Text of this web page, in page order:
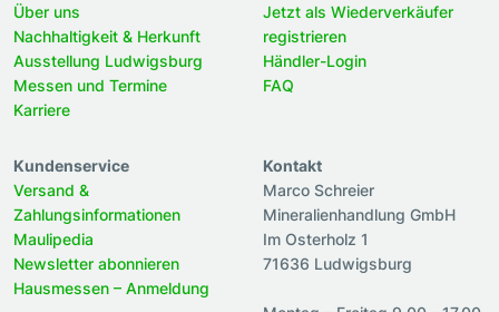
Über uns
Nachhaltigkeit & Herkunft
Ausstellung Ludwigsburg
Messen und Termine
Karriere
Jetzt als Wiederverkäufer
registrieren
Händler-Login
FAQ
Kundenservice
Versand &
Zahlungsinformationen
Maulipedia
Newsletter abonnieren
Hausmessen – Anmeldung
Kontakt
Marco Schreier
Mineralienhandlung GmbH
Im Osterholz 1
71636 Ludwigsburg